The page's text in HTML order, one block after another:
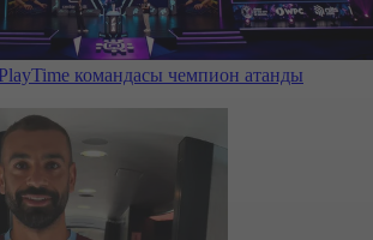
командасы чемпион атанды